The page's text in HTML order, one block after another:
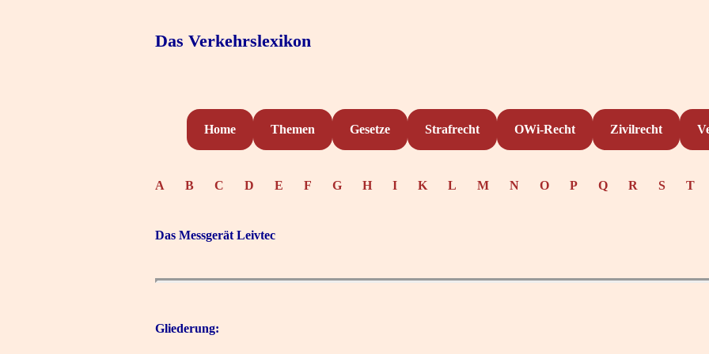
Das Verkehrslexikon
Home Themen Gesetze Strafrecht OWi-Recht Zivilrecht
A B C D E F G H I K L M N O P Q R S T
Das Messgerät Leivtec
Gliederung: